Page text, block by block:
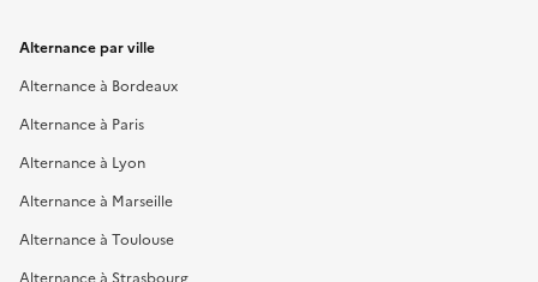
Alternance par ville
Alternance à Bordeaux
Alternance à Paris
Alternance à Lyon
Alternance à Marseille
Alternance à Toulouse
Alternance à Strasbourg